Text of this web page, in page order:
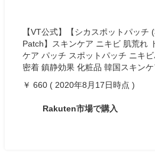
【VT公式】【シカスポットパッチ
Patch】スキンケア ニキビ 肌荒れ
ケア パッチ スポットパッチ ニキ
密着 鎮静効果 化粧品 韓国スキン
￥ 660 ( 2020年8月17日時点 )
Rakuten市場で購入